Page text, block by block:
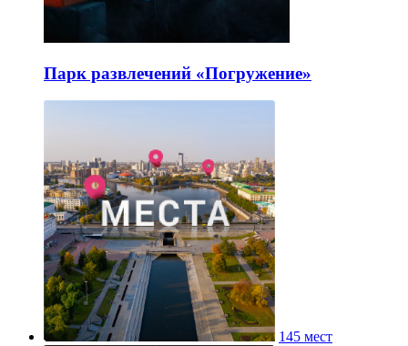
Парк развлечений «Погружение»
145 мест